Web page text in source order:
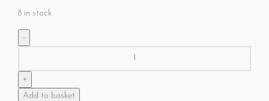
8 in stock
Add to basket